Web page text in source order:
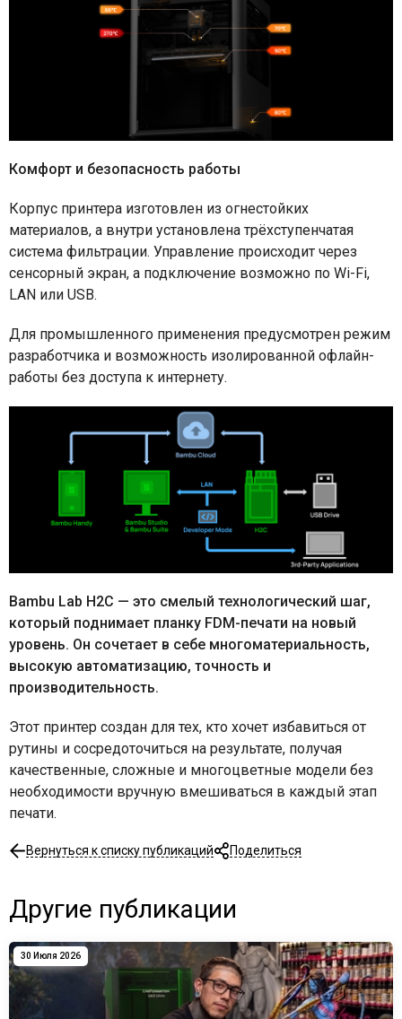
Комфорт и безопасность работы
Корпус принтера изготовлен из огнестойких
материалов, а внутри установлена трёхступенчатая
система фильтрации. Управление происходит через
сенсорный экран, а подключение возможно по Wi-Fi,
LAN или USB.
Для промышленного применения предусмотрен режим
разработчика и возможность изолированной офлайн-
работы без доступа к интернету.
Bambu Lab H2C — это смелый технологический шаг,
который поднимает планку FDM-печати на новый
уровень. Он сочетает в себе многоматериальность,
высокую автоматизацию, точность и
производительность.
Этот принтер создан для тех, кто хочет избавиться от
рутины и сосредоточиться на результате, получая
качественные, сложные и многоцветные модели без
необходимости вручную вмешиваться в каждый этап
печати.
Вернуться к списку публикаций Поделиться
Другие публикации
30 Июля 2026